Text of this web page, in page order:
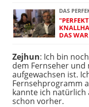
DAS
DAS
Zejhun: Ich bin
dem Fernseher
aufgewachsen ist.
Fernsehprogramm
kannte ich
schon vorher.